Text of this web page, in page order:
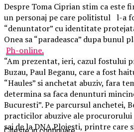
Despre Toma Ciprian stim ca este
un personaj pe care politistul l-a
“denuntator” cu identitate
Onea sa “paradeasca” dupa bunul
Ph-online.
“Am prezentat, ieri, cazul fostului
Buzau, Paul Beganu, care a fost
“Haules” si anchetat abuziv, fara
determina sa faca denunturi
Bucuresti”. Pe parcursul anchetei,
practicilor abuzive ale
sai de la DNA Ploiesti, printre care